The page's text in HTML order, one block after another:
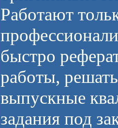
Работают
быстро
работы,
выпускные
задания под